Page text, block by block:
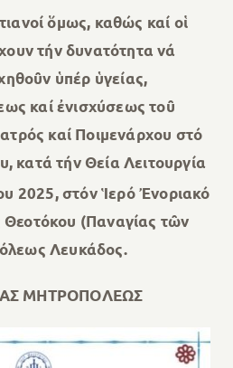
ὅμως, καθώς καί οἱ
τήν δυνατότητα νά
ὑπέρ ὑγείας,
καί ἐνισχύσεως τοῦ
καί Ποιμενάρχου στό
κατά τήν Θεία Λειτουργία
2025, στόν Ἱερό Ἐνοριακό
Θεοτόκου (Παναγίας τῶν
Λευκάδος.
ΜΗΤΡΟΠΟΛΕΩΣ